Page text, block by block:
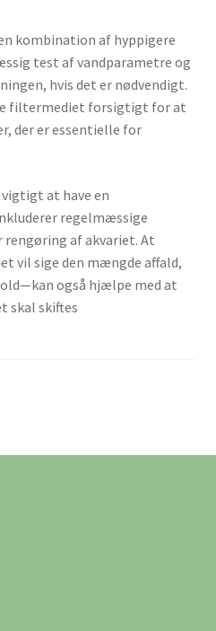
kombination af hyppigere
test af vandparametre og
hvis det er nødvendigt.
filtermediet forsigtigt for at
der er essentielle for
at have en
regelmæssige
af akvariet. At
vil sige den mængde affald,
også hjælpe med at
skal skiftes​